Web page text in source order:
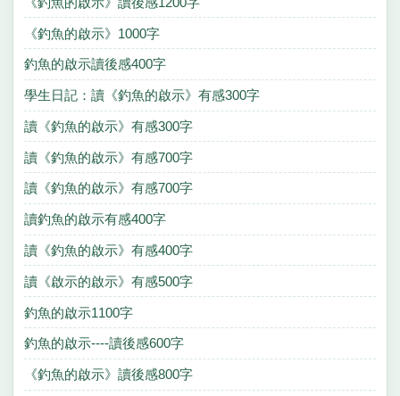
《釣魚的啟示》1000字
釣魚的啟示讀後感400字
學生日記：讀《釣魚的啟示》有感300字
讀《釣魚的啟示》有感300字
讀《釣魚的啟示》有感700字
讀《釣魚的啟示》有感700字
讀釣魚的啟示有感400字
讀《釣魚的啟示》有感400字
讀《啟示的啟示》有感500字
釣魚的啟示1100字
釣魚的啟示----讀後感600字
《釣魚的啟示》讀後感800字